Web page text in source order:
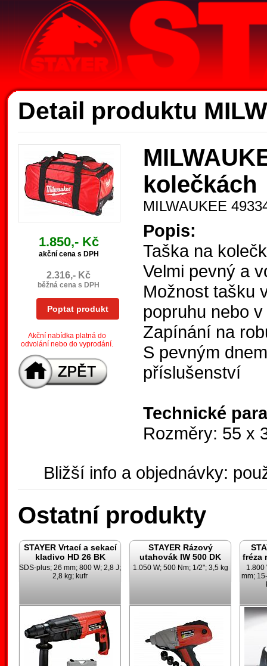
Detail produktu
1.850,- Kč
akční cena s DPH
2.316,- Kč
běžná cena s DPH
Poptat produkt
Akční nabídka platná do
odvolání nebo do vyprodání.
kolečkách
MILWAUKEE
Popis:
Taška na
Velmi pevný a
Možnost tašku
popruhu nebo
Zapínání na
S pevným
příslušenství
Technické
Rozměry: 55 x
Bližší info a objednávky:
Ostatní produkty
STAYER Vrtací a sekací
kladivo HD 26 BK
SDS-plus; 26 mm; 800 W; 2,8 J;
2,8 kg; kufr
STAYER Rázový
utahovák IW 500 DK
1.050 W; 500 Nm; 1/2"; 3,5 kg
fréza
1.800
mm;